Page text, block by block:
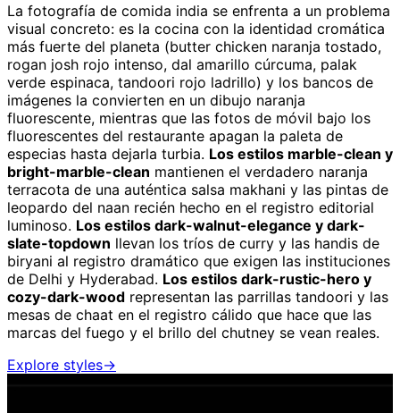
La fotografía de comida india se enfrenta a un problema
visual concreto: es la cocina con la identidad cromática
más fuerte del planeta (butter chicken naranja tostado,
rogan josh rojo intenso, dal amarillo cúrcuma, palak
verde espinaca, tandoori rojo ladrillo) y los bancos de
imágenes la convierten en un dibujo naranja
fluorescente, mientras que las fotos de móvil bajo los
fluorescentes del restaurante apagan la paleta de
especias hasta dejarla turbia. Los estilos marble-clean y
bright-marble-clean mantienen el verdadero naranja
terracota de una auténtica salsa makhani y las pintas de
leopardo del naan recién hecho en el registro editorial
luminoso. Los estilos dark-walnut-elegance y dark-
slate-topdown llevan los tríos de curry y las handis de
biryani al registro dramático que exigen las instituciones
de Delhi y Hyderabad. Los estilos dark-rustic-hero y
cozy-dark-wood representan las parrillas tandoori y las
mesas de chaat en el registro cálido que hace que las
marcas del fuego y el brillo del chutney se vean reales.
Explore styles→